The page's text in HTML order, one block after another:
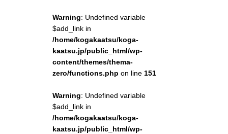
Warning: Undefined variable
$add_link in
/home/kogakaatsu/koga-
kaatsu.jp/public_html/wp-
content/themes/thema-
zero/functions.php on line 151
Warning: Undefined variable
$add_link in
/home/kogakaatsu/koga-
kaatsu.jp/public_html/wp-